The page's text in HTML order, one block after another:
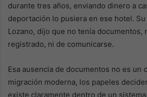
durante tres años, enviando dinero a
deportación lo pusiera en ese hotel.
Lozano, dijo que no tenía documentos,
registrado, ni de comunicarse.
Esa ausencia de documentos no es un
migración moderna, los papeles
existe claramente dentro de un